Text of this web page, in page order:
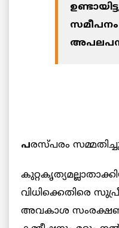
പരസ്പരം
വിധിക്കെതിരെ
അവകാശ